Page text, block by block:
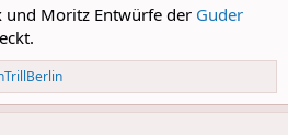
und Moritz Entwürfe der Guder